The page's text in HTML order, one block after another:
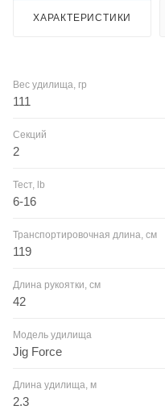
ХАРАКТЕРИСТИКИ
Вес удилища, гр
111
Секций
2
Тест, lb
6-16
Транспортировочная длина, см
119
Длина рукоятки, см
42
Модель удилища
Jig Force
Длина удилища, м
2.3